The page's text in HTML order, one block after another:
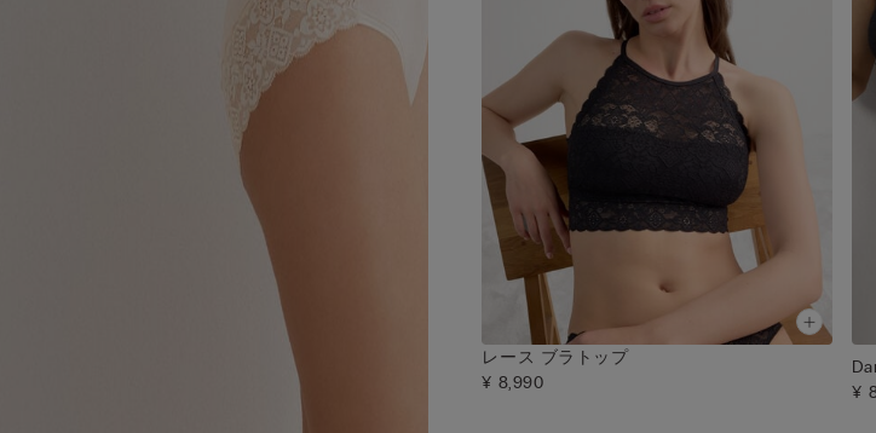
レース ブラトップ
¥ 8,990
¥